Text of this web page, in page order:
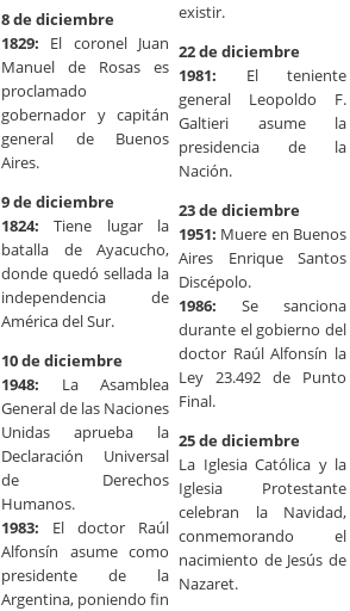
8 de diciembre
1829: El coronel Juan
Manuel de Rosas es
proclamado
gobernador y capitán
general de Buenos
Aires.
9 de diciembre
1824:Tiene lugar la
batalla de Ayacucho,
donde quedó sellada la
independencia de
América del Sur.
10 de diciembre
1948: La Asamblea
General de las Naciones
Unidas aprueba la
Declaración Universal
de Derechos
Humanos.
1983: El doctor Raúl
Alfonsín asume como
presidente de la
Argentina, poniendo fin
existir.
22 de diciembre
1981: El teniente
general Leopoldo F.
Galtieri asume la
presidencia de la
Nación.
23 de diciembre
1951: Muere en Buenos
Aires Enrique Santos
Discépolo.
1986: Se sanciona
durante el gobierno del
doctor Raúl Alfonsín la
Ley 23.492 de Punto
Final.
25 de diciembre
La Iglesia Católica y la
Iglesia Protestante
celebran la Navidad,
conmemorando el
nacimiento de Jesús de
Nazaret.